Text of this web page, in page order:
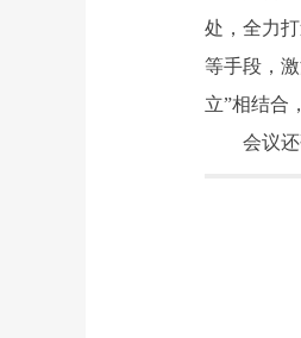
处，全力
等手段，
立”相结合
会议还研